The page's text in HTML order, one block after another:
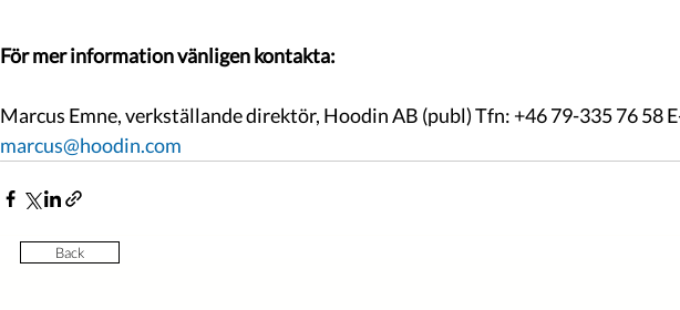
För mer information vänligen kontakta:
Marcus Emne, verkställande direktör, Hoodin AB (publ) Tfn: +46 79-335 76 58
marcus@hoodin.com
Back